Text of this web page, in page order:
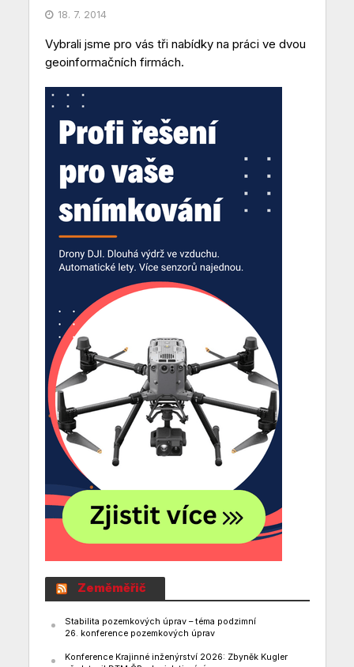
18. 7. 2014
Vybrali jsme pro vás tři nabídky na práci ve dvou
geoinformačních firmách.
Zeměměřič
Stabilita pozemkových úprav – téma podzimní
26. konference pozemkových úprav
Konference Krajinné inženýrství 2026: Zbyněk Kugler